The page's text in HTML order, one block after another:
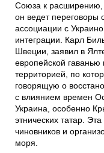
Союза к расширению,
он ведет переговоры
ассоциации с
интеграции. Карл
Швеции, заявил в
европейской гаванью
территорией, по
говорящую о
с влиянием времен
Украина, особенно
этнических татар.
чиновников и
моря.